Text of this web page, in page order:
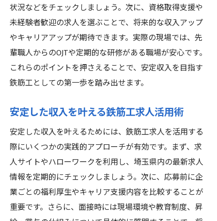
状況などをチェックしましょう。次に、資格取得支援や
未経験者歓迎の求人を選ぶことで、将来的な収入アップ
やキャリアアップが期待できます。実際の現場では、先
輩職人からのOJTや定期的な研修がある職場が安心です。
これらのポイントを押さえることで、安定収入を目指す
鉄筋工としての第一歩を踏み出せます。
安定した収入を叶える鉄筋工求人活用術
安定した収入を叶えるためには、鉄筋工求人を活用する
際にいくつかの実践的アプローチが有効です。まず、求
人サイトやハローワークを利用し、埼玉県内の最新求人
情報を定期的にチェックしましょう。次に、応募前に企
業ごとの福利厚生やキャリア支援内容を比較することが
重要です。さらに、面接時には現場環境や教育制度、昇